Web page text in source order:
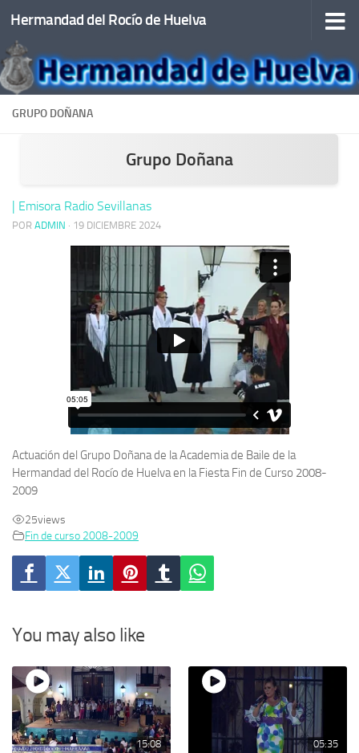
Saltar al contenido
Hermandad del Rocío de Huelva
GRUPO DOÑANA
Grupo Doñana
| Emisora Radio Sevillanas
POR ADMIN · 19 DICIEMBRE 2024
Actuación del Grupo Doñana de la Academia de Baile de la
Hermandad del Rocío de Huelva en la Fiesta Fin de Curso 2008-
2009
25views
Fin de curso 2008-2009
You may also like
15:08 05:35